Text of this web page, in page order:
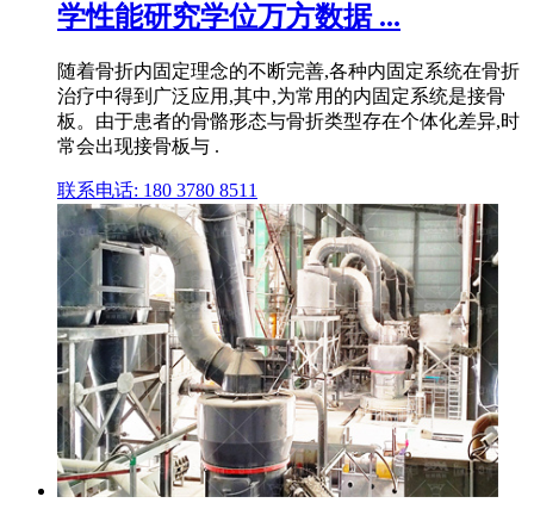
学性能研究学位万方数据 ...
随着骨折内固定理念的不断完善,各种内固定系统在骨折
治疗中得到广泛应用,其中,为常用的内固定系统是接骨
板。由于患者的骨骼形态与骨折类型存在个体化差异,时
常会出现接骨板与 .
联系电话: 180 3780 8511